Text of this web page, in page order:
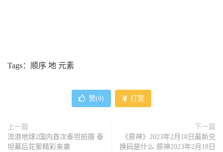
Tags：顺序 地 元素
赞(0) 打赏
上一篇
流浪地球2国内首次泰坦拍摄 泰
坦幕后花絮精彩来袭
下一篇
《原神》2023年2月18日最新兑
换码是什么 原神2023年2月18日